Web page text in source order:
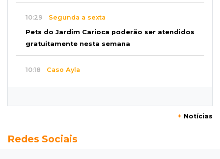
10:29 Segunda a sexta
Pets do Jardim Carioca poderão ser atendidos
gratuitamente nesta semana
10:18 Caso Ayla
Pai e filho escapam de incêndio, mas fogo
+ Notícias
Redes Sociais